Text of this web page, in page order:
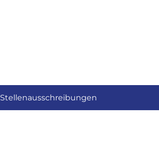
Stellenausschreibungen